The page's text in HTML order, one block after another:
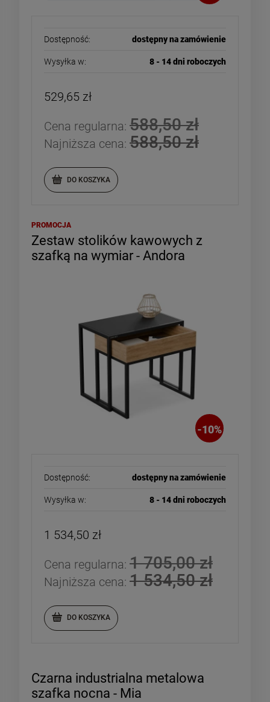
Dostępność: dostępny na zamówienie
Wysyłka w: 8 - 14 dni roboczych
529,65 zł
Cena regularna: 588,50 zł
Najniższa cena: 588,50 zł
DO KOSZYKA
Zestaw stolików kawowych z
szafką na wymiar - Andora
-10%
Dostępność: dostępny na zamówienie
Wysyłka w: 8 - 14 dni roboczych
1 534,50 zł
Cena regularna: 1 705,00 zł
Najniższa cena: 1 534,50 zł
DO KOSZYKA
PROMOCJA
Czarna industrialna metalowa
szafka nocna - Mia